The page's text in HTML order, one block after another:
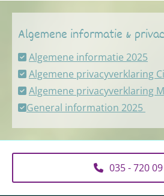
Algemene informatie &
 Algemene informatie 2025
 Algemene privacyverklaring
 Algemene privacyverklaring
 General information 2025
035 - 720